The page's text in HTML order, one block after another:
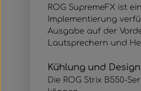
ROG SupremeFX ist
Implementierung
Ausgabe auf der
Lautsprechern und
Kühlung und Design
Die ROG Strix B550-